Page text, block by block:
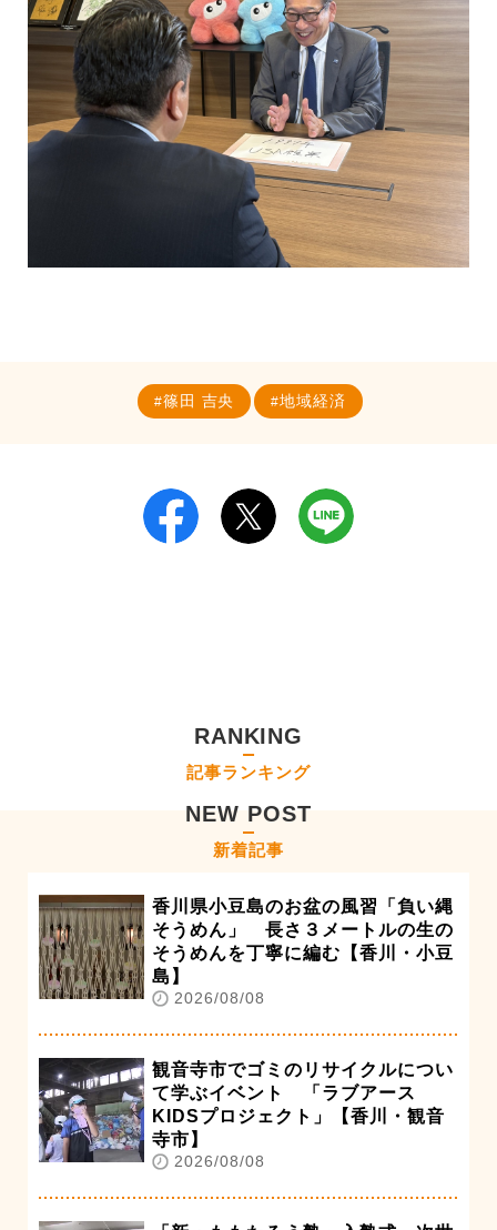
篠田 吉央 地域経済
RANKING
記事ランキング
NEW POST
新着記事
香川県小豆島のお盆の風習「負い縄
そうめん」 長さ３メートルの生の
そうめんを丁寧に編む【香川・小豆
島】
2026/08/08
観音寺市でゴミのリサイクルについ
て学ぶイベント 「ラブアース
KIDSプロジェクト」【香川・観音
寺市】
2026/08/08